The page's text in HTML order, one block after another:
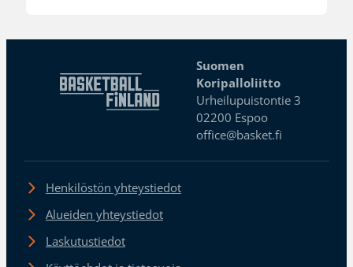
Suomen
Koripalloliitto
Urheilupuistontie 3
02200 Espoo
office@basket.fi
Henkilöstön yhteystiedot
Alueiden yhteystiedot
Laskutustiedot